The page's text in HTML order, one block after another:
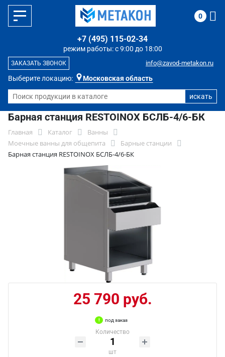
Выберите локацию: Московская область
режим работы: с 9:00 до 18:00
+7 (495) 115-02-34
info@zavod-metakon.ru
ЗАКАЗАТЬ ЗВОНОК
0
Барная станция RESTOINOX БСЛБ-4/6-БК
Главная Каталог
Ванны
Моечные ванны для общепита
Барные станции
Барная станция RESTOINOX БСЛБ-4/6-БК
25 790 руб.
под заказ
Количество
шт